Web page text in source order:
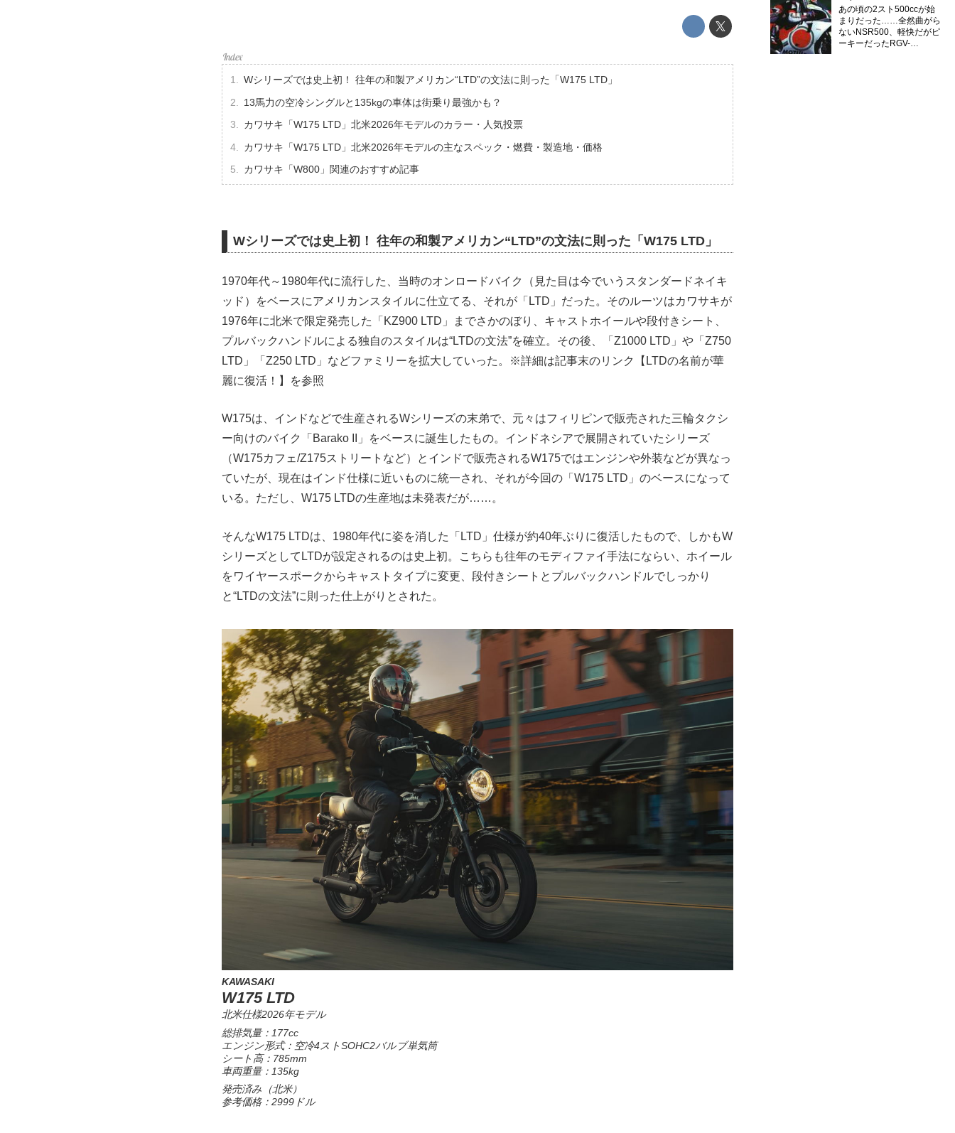
あの頃の2スト500ccが始
まりだった……全然曲がら
ないNSR500、軽快だがピ
ーキーだったRGV-
Wシリーズでは史上初！ 往年の和製アメリカン“LTD”の文法に則った「W175 LTD」
13馬力の空冷シングルと135kgの車体は街乗り最強かも？
カワサキ「W175 LTD」北米2026年モデルのカラー・人気投票
カワサキ「W175 LTD」北米2026年モデルの主なスペック・燃費・製造地・価格
カワサキ「W800」関連のおすすめ記事
Wシリーズでは史上初！ 往年の和製アメリカン“LTD”の文法に則った「W175 LTD」
1970年代～1980年代に流行した、当時のオンロードバイク（見た目は今でいうスタンダードネイキ
ッド）をベースにアメリカンスタイルに仕立てる、それが「LTD」だった。そのルーツはカワサキが
1976年に北米で限定発売した「KZ900 LTD」までさかのぼり、キャストホイールや段付きシート、
プルバックハンドルによる独自のスタイルは“LTDの文法”を確立。その後、「Z1000 LTD」や「Z750
LTD」「Z250 LTD」などファミリーを拡大していった。※詳細は記事末のリンク【LTDの名前が華
麗に復活！】を参照
W175は、インドなどで生産されるWシリーズの末弟で、元々はフィリピンで販売された三輪タクシ
ー向けのバイク「Barako II」をベースに誕生したもの。インドネシアで展開されていたシリーズ
（W175カフェ/Z175ストリートなど）とインドで販売されるW175ではエンジンや外装などが異なっ
ていたが、現在はインド仕様に近いものに統一され、それが今回の「W175 LTD」のベースになって
いる。ただし、W175 LTDの生産地は未発表だが……。
そんなW175 LTDは、1980年代に姿を消した「LTD」仕様が約40年ぶりに復活したもので、しかもW
シリーズとしてLTDが設定されるのは史上初。こちらも往年のモディファイ手法にならい、ホイール
をワイヤースポークからキャストタイプに変更、段付きシートとプルバックハンドルでしっかり
と“LTDの文法”に則った仕上がりとされた。
KAWASAKI
W175 LTD
北米仕様2026年モデル
総排気量：177cc
エンジン形式：空冷4ストSOHC2バルブ単気筒
シート高：785mm
車両重量：135kg
発売済み（北米）
参考価格：2999ドル